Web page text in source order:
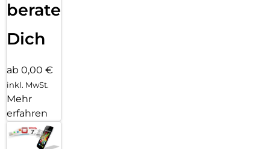
beraten
Dich
ab 0,00 €
inkl. MwSt.
Mehr
erfahren